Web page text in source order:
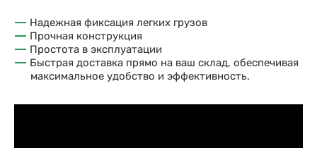
Надежная фиксация легких грузов
Прочная конструкция
Простота в эксплуатации
Быстрая доставка прямо на ваш склад, обеспечивая
максимальное удобство и эффективность.